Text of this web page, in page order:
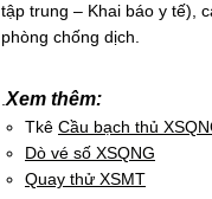
tập trung – Khai báo y tế),
phòng chống dịch.
Xem thêm:
Tkê Cầu bạch thủ
Dò vé số XSQNG
Quay thử XSMT